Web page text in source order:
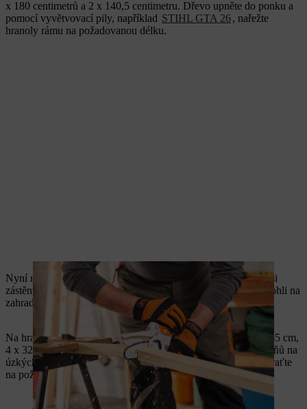
x 180 centimetrů a 2 x 140,5 centimetru. Dřevo upněte do ponku a
pomocí vyvětvovací pily, například STIHL GTA 26, nařežte
hranoly rámu na požadovanou délku.
Nyní nařežte na požadovanou délku hranoly na nohy. Pokud si
zástěnu na ochranu soukromí stavíte sami, abyste ji později mohli na
zahradě instalovat napevno, pokračujte přímo krokem 4.
Na hranolech o rozměrech 50 x 30 milimetrů si vyznačte 2 x 65 cm,
4 x 32 cm a 4 x 37,9 cm na nohy, vždy se dvěma úhly 45 stupňů na
úzkých stranách. Hranoly upněte do ponku a pak je pilou nakraťte
na požadovanou délku.